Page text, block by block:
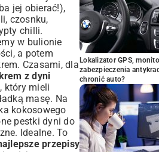
jej obierać!),
czosnku,
chilli.
w bulionie
a potem
Czasami, dla
z dyni
, który mieli
masę. Na
kokosowego
pestki dyni do
Idealne. To
przepisy
Lokalizator GPS,
zabezpieczenia
chronić auto?